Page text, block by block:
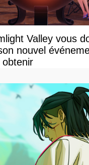
Valley vous
nouvel